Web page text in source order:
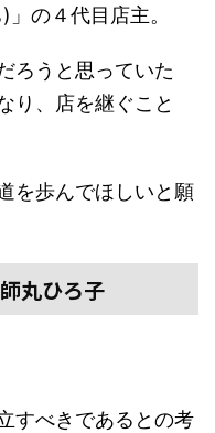
の４代目店主。
ろうと思っていた
り、店を継ぐこと
を歩んでほしいと願
丸ひろ子
すべきであるとの考